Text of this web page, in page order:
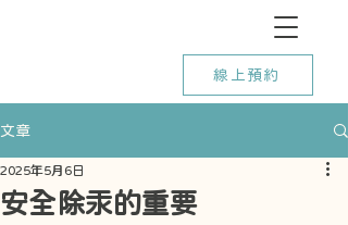
線上預約
文章
安全除汞的重要
2025年5月6日